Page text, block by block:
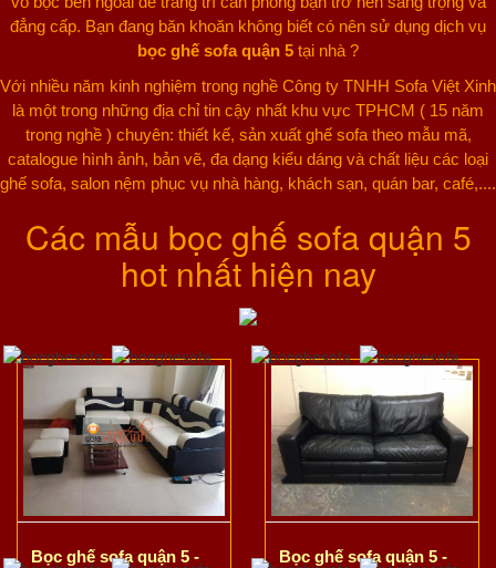
đẳng cấp. Bạn đang băn khoăn không biết có nên sử dụng dịch vụ
bọc ghế sofa quận 5 tại nhà ?
Với nhiều năm kinh nghiệm trong nghề Công ty TNHH Sofa Việt Xinh
là một trong những địa chỉ tin cậy nhất khu vực TPHCM ( 15 năm
trong nghề ) chuyên: thiết kế, sản xuất ghế sofa theo mẫu mã,
catalogue hình ảnh, bản vẽ, đa dạng kiểu dáng và chất liệu các loại
ghế sofa, salon nệm phục vụ nhà hàng, khách sạn, quán bar, café,....
Các mẫu bọc ghế sofa quận 5
hot nhất hiện nay
Bọc ghế sofa quận 5 -
Bọc ghế sofa quận 5 -